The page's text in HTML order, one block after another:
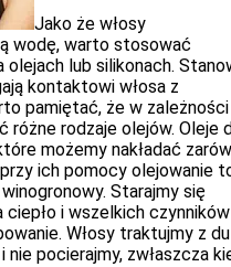
Jako że włosy
wodę, warto stosować
lub silikonach.
kontaktowi włosa z
pamiętać, że w
różne rodzaje olejów. Oleje
możemy nakładać
ich pomocy olejowanie
Starajmy się
i wszelkich czynników
Włosy traktujmy z
pocierajmy, zwłaszcza